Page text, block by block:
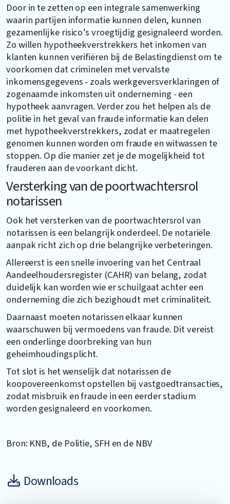
Door in te zetten op een integrale samenwerking
waarin partijen informatie kunnen delen, kunnen
gezamenlijke risico’s vroegtijdig gesignaleerd worden.
Zo willen hypotheekverstrekkers het inkomen van
klanten kunnen verifiëren bij de Belastingdienst om te
voorkomen dat criminelen met vervalste
inkomensgegevens - zoals werkgeversverklaringen of
zogenaamde inkomsten uit onderneming - een
hypotheek aanvragen. Verder zou het helpen als de
politie in het geval van fraude informatie kan delen
met hypotheekverstrekkers, zodat er maatregelen
genomen kunnen worden om fraude en witwassen te
stoppen. Op die manier zet je de mogelijkheid tot
frauderen aan de voorkant dicht.
Versterking van de poortwachtersrol
notarissen
Ook het versterken van de poortwachtersrol van
notarissen is een belangrijk onderdeel. De notariële
aanpak richt zich op drie belangrijke verbeteringen.
Allereerst is een snelle invoering van het Centraal
Aandeelhoudersregister (CAHR) van belang, zodat
duidelijk kan worden wie er schuilgaat achter een
onderneming die zich bezighoudt met criminaliteit.
Daarnaast moeten notarissen elkaar kunnen
waarschuwen bij vermoedens van fraude. Dit vereist
een onderlinge doorbreking van hun
geheimhoudingsplicht.
Tot slot is het wenselijk dat notarissen de
koopovereenkomst opstellen bij vastgoedtransacties,
zodat misbruik en fraude in een eerder stadium
worden gesignaleerd en voorkomen.
Bron: KNB, de Politie, SFH en de NBV
Downloads